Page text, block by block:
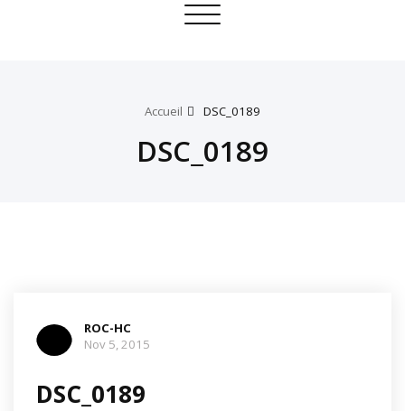
Toggle
Accueil DSC_0189
DSC_0189
ROC-HC
Nov 5, 2015
DSC_0189